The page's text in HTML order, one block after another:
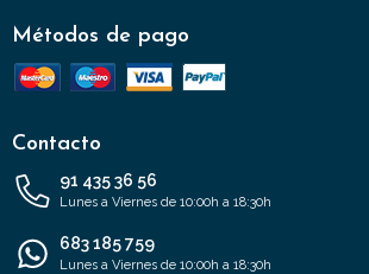
Métodos de pago
Contacto
91 435 36 56
Lunes a Viernes de 10:00h a 18:30h
683 185 759
Lunes a Viernes de 10:00h a 18:30h